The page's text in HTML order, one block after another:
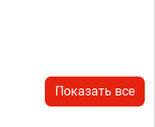
Показать все